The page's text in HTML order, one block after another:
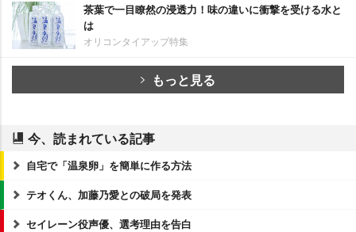
茶葉で一目瞭然の浸透力！味の違いに衝撃を受ける水と
は
オリコンタイアップ特集
もっと見る
今、読まれている記事
自宅で「温泉卵」を簡単に作る方法
テオくん、加藤乃愛との破局を発表
セイレーン役声優、選考理由を告白